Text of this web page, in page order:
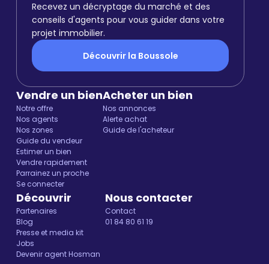
Recevez un décryptage du marché et des
conseils d'agents pour vous guider dans votre
projet immobilier.
Découvrir la Boussole
Vendre un bien
Notre offre
Nos agents
Nos zones
Guide du vendeur
Estimer un bien
Vendre rapidement
Parrainez un proche
Se connecter
Acheter un bien
Nos annonces
Alerte achat
Guide de l'acheteur
Découvrir
Partenaires
Blog
Presse et media kit
Jobs
Devenir agent Hosman
Nous contacter
Contact
01 84 80 61 19